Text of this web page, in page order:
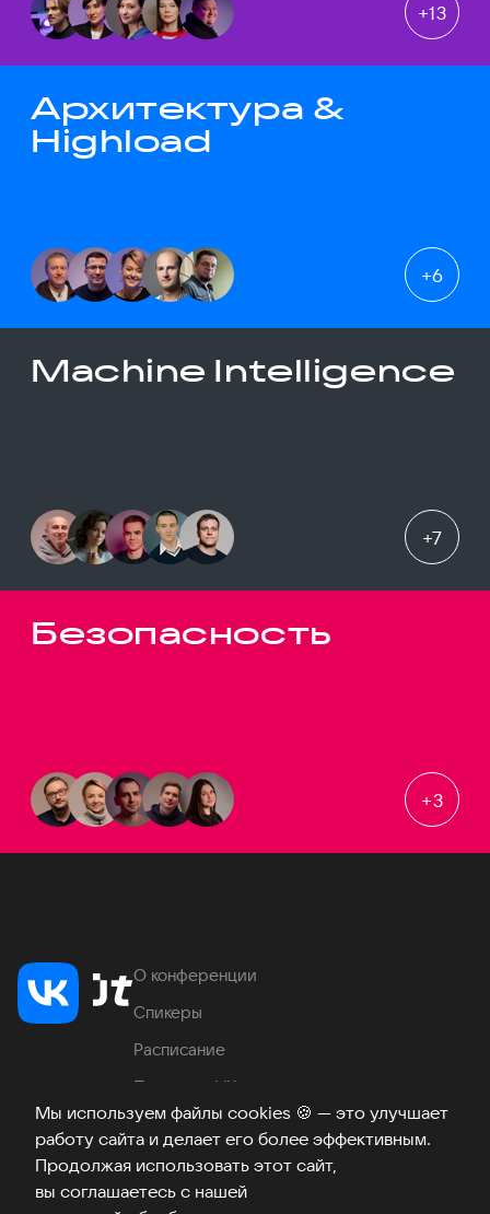
Мы используем файлы cookies 🍪 — это улучшает
работу сайта и делает его более эффективным.
Продолжая использовать этот сайт,
вы соглашаетесь с нашей
+13
Архитектура &
Highload
+6
Machine Intelligence
+7
Безопасность
+3
О конференции
Спикеры
Расписание
Продукты VK
Место проведения
Часто задаваемые вопросы